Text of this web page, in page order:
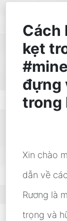
Cách
kẹt
đựng
trong
Xin chào
dẫn về
Rương là
trọng và